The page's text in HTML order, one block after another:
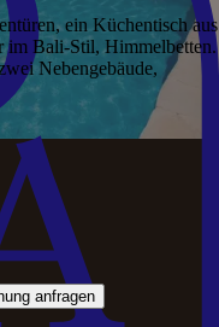
ein Küchentisch aus
im Bali-Stil, Himmelbetten.
Nebengebäude,
anfragen